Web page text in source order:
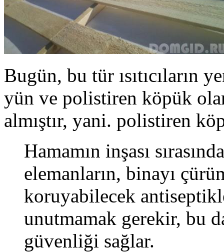
Bugün, bu tür ısıtıcıların
yün ve polistiren köpük
almıştır, yani. polistiren
Hamamın inşası
elemanların, binayı
koruyabilecek
unutmamak gerekir, bu
güvenliği sağlar.